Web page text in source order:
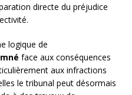
directe du préjudice
logique de
face aux conséquences
aux infractions
le tribunal peut désormais